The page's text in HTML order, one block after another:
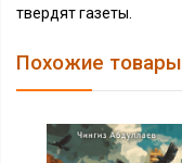
твердят газеты.
Похожие товары